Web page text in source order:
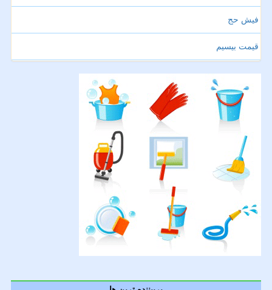
فیش حج
قیمت بیسیم